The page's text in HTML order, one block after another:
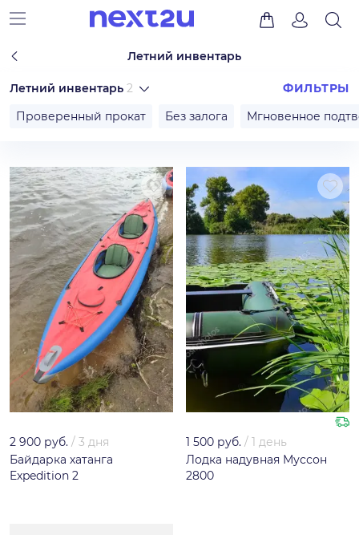
Летний инвентарь
Летний инвентарь 2
ФИЛЬТРЫ
Проверенный прокат
Без залога Мгновенное
2 900 руб. / 3 дня
Байдарка хатанга
Expedition 2
1 500 руб. / 1 день
Лодка надувная Муссон
2800